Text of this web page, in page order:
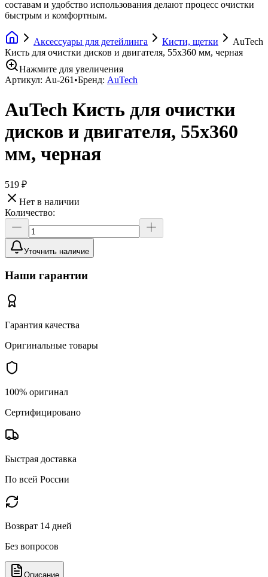
составам и удобство использования делают процесс очистки
быстрым и комфортным.
Аксессуары для детейлинга Кисти, щетки
AuTech
Кисть для очистки дисков и двигателя, 55x360 мм, черная
Нажмите для увеличения
Артикул: Au-261•Бренд: AuTech
AuTech Кисть для очистки
дисков и двигателя, 55x360
мм, черная
519 ₽
Нет в наличии
Количество:
Уточнить наличие
Наши гарантии
Гарантия качества
Оригинальные товары
100% оригинал
Сертифицировано
Быстрая доставка
По всей России
Возврат 14 дней
Без вопросов
Описание